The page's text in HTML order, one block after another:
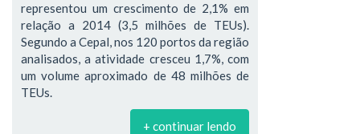
representou um crescimento de 2,1% em
relação a 2014 (3,5 milhões de TEUs).
Segundo a Cepal, nos 120 portos da região
analisados, a atividade cresceu 1,7%, com
um volume aproximado de 48 milhões de
TEUs.
+ continuar lendo